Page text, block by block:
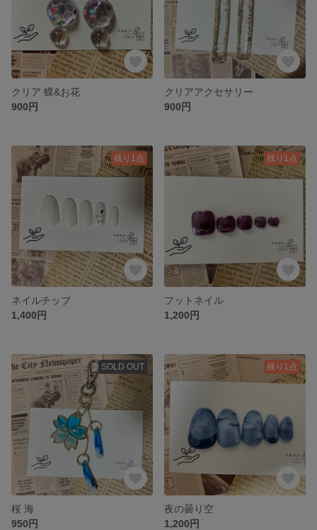
クリア 蝶&お花
900円
クリアアクセサリー
900円
残り1点
ネイルチップ
1,400円
残り1点
フットネイル
1,200円
SOLD OUT
桜 海
950円
残り1点
夜の曇り空
1,200円